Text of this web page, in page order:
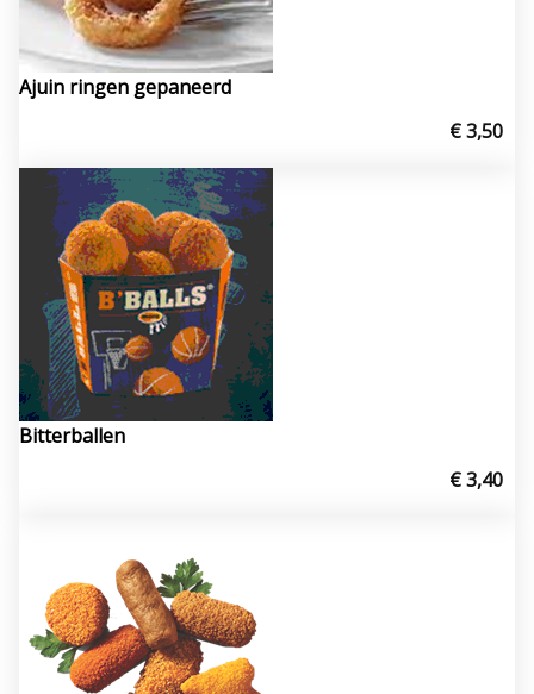
Ajuin ringen gepaneerd
€ 3,50
Bitterballen
€ 3,40